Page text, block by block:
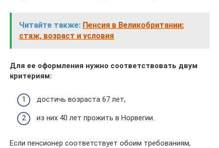
Читайте также: Пенсия в Великобритании:
стаж, возраст и условия
Для ее оформления нужно соответствовать двум
критериям:
достичь возраста 67 лет,
из них 40 лет прожить в Норвегии.
Если пенсионер соответствует обоим требованиям,